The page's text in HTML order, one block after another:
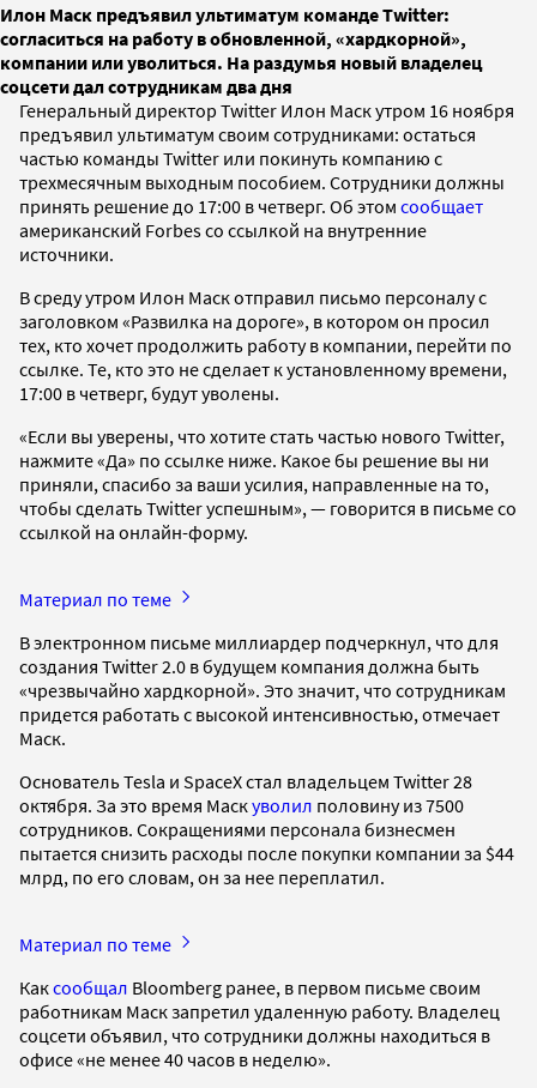
Илон Маск предъявил ультиматум команде Twitter:
согласиться на работу в обновленной, «хардкорной»,
компании или уволиться. На раздумья новый владелец
соцсети дал сотрудникам два дня
Генеральный директор Twitter Илон Маск утром 16 ноября
предъявил ультиматум своим сотрудниками: остаться
частью команды Twitter или покинуть компанию с
трехмесячным выходным пособием. Сотрудники должны
принять решение до 17:00 в четверг. Об этом сообщает
американский Forbes со ссылкой на внутренние
источники.
В среду утром Илон Маск отправил письмо персоналу с
заголовком «Развилка на дороге», в котором он просил
тех, кто хочет продолжить работу в компании, перейти по
ссылке. Те, кто это не сделает к установленному времени,
17:00 в четверг, будут уволены.
«Если вы уверены, что хотите стать частью нового Twitter,
нажмите «Да» по ссылке ниже. Какое бы решение вы ни
приняли, спасибо за ваши усилия, направленные на то,
чтобы сделать Twitter успешным», — говорится в письме со
ссылкой на онлайн-форму.
Материал по теме
В электронном письме миллиардер подчеркнул, что для
создания Twitter 2.0 в будущем компания должна быть
«чрезвычайно хардкорной». Это значит, что сотрудникам
придется работать с высокой интенсивностью, отмечает
Маск.
Основатель Tesla и SpaceX стал владельцем Twitter 28
октября. За это время Маскуволил половину из 7500
сотрудников. Сокращениями персонала бизнесмен
пытается снизить расходы после покупки компании за $44
млрд, по его словам, он за нее переплатил.
Материал по теме
Каксообщал Bloomberg ранее, в первом письме своим
работникам Маск запретил удаленную работу. Владелец
соцсети объявил, что сотрудники должны находиться в
офисе «не менее 40 часов в неделю».